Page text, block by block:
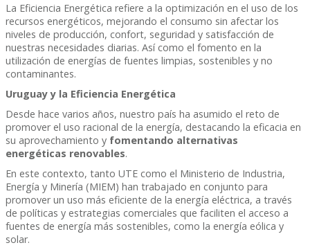
La Eficiencia Energética refiere a la optimización en el uso de los
recursos energéticos, mejorando el consumo sin afectar los
niveles de producción, confort, seguridad y satisfacción de
nuestras necesidades diarias. Así como el fomento en la
utilización de energías de fuentes limpias, sostenibles y no
contaminantes.
Uruguay y la Eficiencia Energética
Desde hace varios años, nuestro país ha asumido el reto de
promover el uso racional de la energía, destacando la eficacia en
su aprovechamiento y fomentando alternativas
energéticas renovables.
En este contexto, tanto UTE como el Ministerio de Industria,
Energía y Minería (MIEM) han trabajado en conjunto para
promover un uso más eficiente de la energía eléctrica, a través
de políticas y estrategias comerciales que faciliten el acceso a
fuentes de energía más sostenibles, como la energía eólica y
solar.